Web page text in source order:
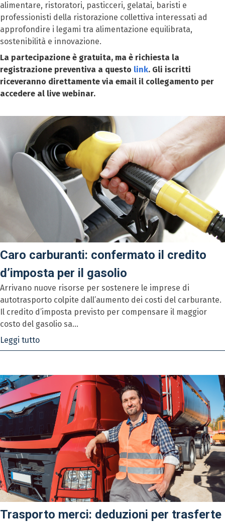
alimentare, ristoratori, pasticceri, gelatai, baristi e
professionisti della ristorazione collettiva interessati ad
approfondire i legami tra alimentazione equilibrata,
sostenibilità e innovazione.
La partecipazione è gratuita, ma è richiesta la
registrazione preventiva a questo link. Gli iscritti
riceveranno direttamente via email il collegamento per
accedere al live webinar.
Caro carburanti: confermato il credito
d’imposta per il gasolio
Arrivano nuove risorse per sostenere le imprese di
autotrasporto colpite dall’aumento dei costi del carburante.
Il credito d’imposta previsto per compensare il maggior
costo del gasolio sa...
Leggi tutto
Trasporto merci: deduzioni per trasferte